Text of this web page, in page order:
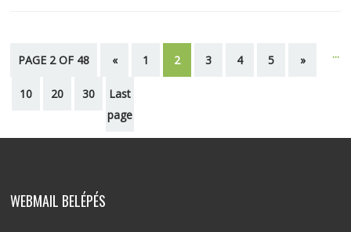
PAGE 2 OF 48 « 1 2 3 4 5 »
10 20 30
...
Last
page
WEBMAIL BELÉPÉS